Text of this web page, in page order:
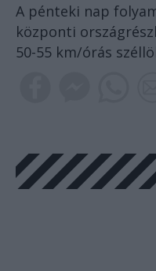
A pénteki nap
központi
50-55 km/órás